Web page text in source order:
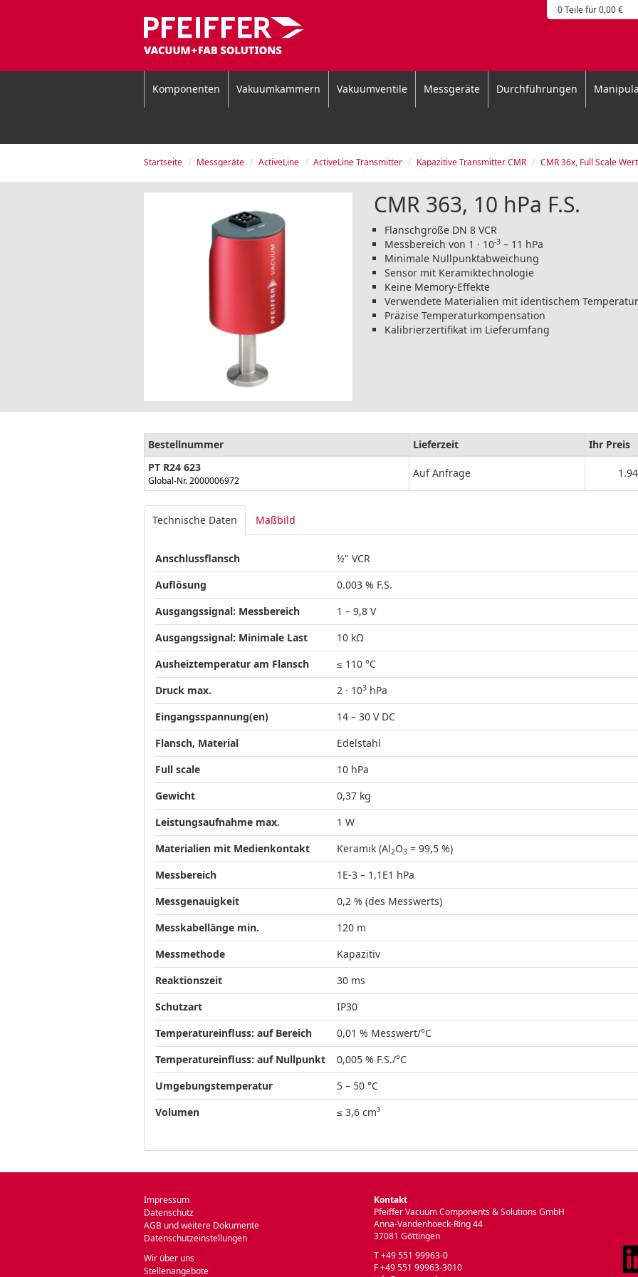
0 Teile für 0,00 €
Komponenten Vakuumkammern Vakuumventile Messgeräte Durchführungen
Startseite Messgeräte ActiveLine ActiveLine Transmitter Kapazitive Transmitter CMR CMR 36x, Full Scale Werte in SI-
CMR 363, 10 hPa F.S.
Flanschgröße DN 8 VCR
Messbereich von 1 · 10-3 – 11 hPa
Minimale Nullpunktabweichung
Sensor mit Keramiktechnologie
Keine Memory-Effekte
Verwendete Materialien mit identischem
Präzise Temperaturkompensation
Kalibrierzertifikat im Lieferumfang
Bestellnummer Lieferzeit Ihr Preis
PT R24 623
Global-Nr. 2000006972
Auf Anfrage
Technische Daten Maßbild
Anschlussflansch
½" VCR
Auflösung
0.003 % F.S.
Ausgangssignal: Messbereich
1 – 9,8 V
Ausgangssignal: Minimale Last
10 kΩ
Ausheiztemperatur am Flansch
≤ 110 °C
Druck max.
2 · 103 hPa
Eingangsspannung(en)
14 – 30 V DC
Flansch, Material
Edelstahl
Full scale
10 hPa
Gewicht
0,37 kg
Leistungsaufnahme max.
1 W
Materialien mit Medienkontakt
Keramik (Al2O3 = 99,5 %)
Messbereich
1E-3 – 1,1E1 hPa
Messgenauigkeit
0,2 % (des Messwerts)
Messkabellänge min.
120 m
Messmethode
Kapazitiv
Reaktionszeit
30 ms
Schutzart
IP30
Temperatureinfluss: auf Bereich
0,01 % Messwert/°C
Temperatureinfluss: auf Nullpunkt
0,005 % F.S./°C
Umgebungstemperatur
5 – 50 °C
Volumen
≤ 3,6 cm³
Impressum
Datenschutz
AGB und weitere Dokumente
Datenschutzeinstellungen
Wir über uns
Stellenangebote
Kontakt
Pfeiffer Vacuum Components & Solutions GmbH
Anna-Vandenhoeck-Ring 44
37081 Göttingen
T +49 551 99963-0
F +49 551 99963-3010